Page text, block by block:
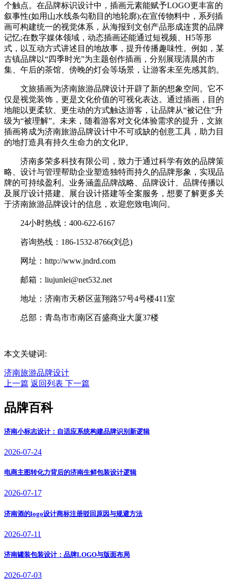
个触点。在品牌标识设计中，插画元素能赋予LOGO更丰富的
叙事性(如用山水线条勾勒目的地轮廓);在宣传物料中，系列插
画可构建统一的视觉体系，从海报到文创产品形成连贯的品牌
记忆;在数字媒体领域，动态插画还能通过短视频、H5等形
式，以互动方式讲述目的地故事，提升传播趣味性。例如，某
古镇品牌以“四季时光”为主题创作插画，分别展现清晨的市
集、午后的茶馆、傍晚的灯会等场景，让游客未至先感其韵。
文旅插画为济南旅游品牌设计开辟了新的想象空间。它不
仅是视觉装饰，更是文化价值的可视化表达。通过插画，目的
地能以更柔软、更生动的方式触达游客，让品牌从“被记住”升
级为“被理解”。未来，随着游客对文化体验需求的提升，文旅
插画将成为济南旅游品牌设计中不可或缺的创意工具，助力目
的地打造具有持久生命力的文化IP。
济南多荣多科技有限公司，致力于通过科学有效的品牌策
略、设计与管理帮助企业塑造独特而持久的品牌形象，实现品
牌的可持续盈利。业务涵盖品牌战略、品牌设计、品牌传播以
及展厅设计搭建、展台设计搭建等全案服务，想要了解更多关
于济南旅游品牌设计的信息，欢迎您致电询问。
24小时热线：400-622-6167
咨询热线：186-1532-8766(刘总)
网址：http://www.jndrd.com
邮箱：liujunlei@net532.net
地址：济南市天桥区蓝翔路57号4号楼411室
总部：青岛市市南区百盛商业大厦37楼
本文关键词:
济南旅游品牌设计
上一篇 返回列表 下一篇
品牌百科
济南小标志设计：自适应系统构建品牌识别新逻辑
2026-07-24
电商主图转化力背后的济南生鲜包装设计逻辑
2026-07-17
济南酒的logo设计商标注册驳回原因与规避方法
2026-07-11
济南罐装包装设计：品牌LOGO与版面布局
2026-07-03